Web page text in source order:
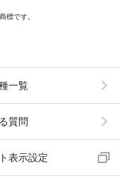
標です。
一覧
質問
表示設定